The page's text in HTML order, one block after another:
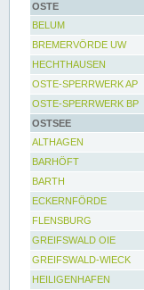
OSTE
BELUM
BREMERVÖRDE UW
HECHTHAUSEN
OSTE-SPERRWERK AP
OSTE-SPERRWERK BP
OSTSEE
ALTHAGEN
BARHÖFT
BARTH
ECKERNFÖRDE
FLENSBURG
GREIFSWALD OIE
GREIFSWALD-WIECK
HEILIGENHAFEN